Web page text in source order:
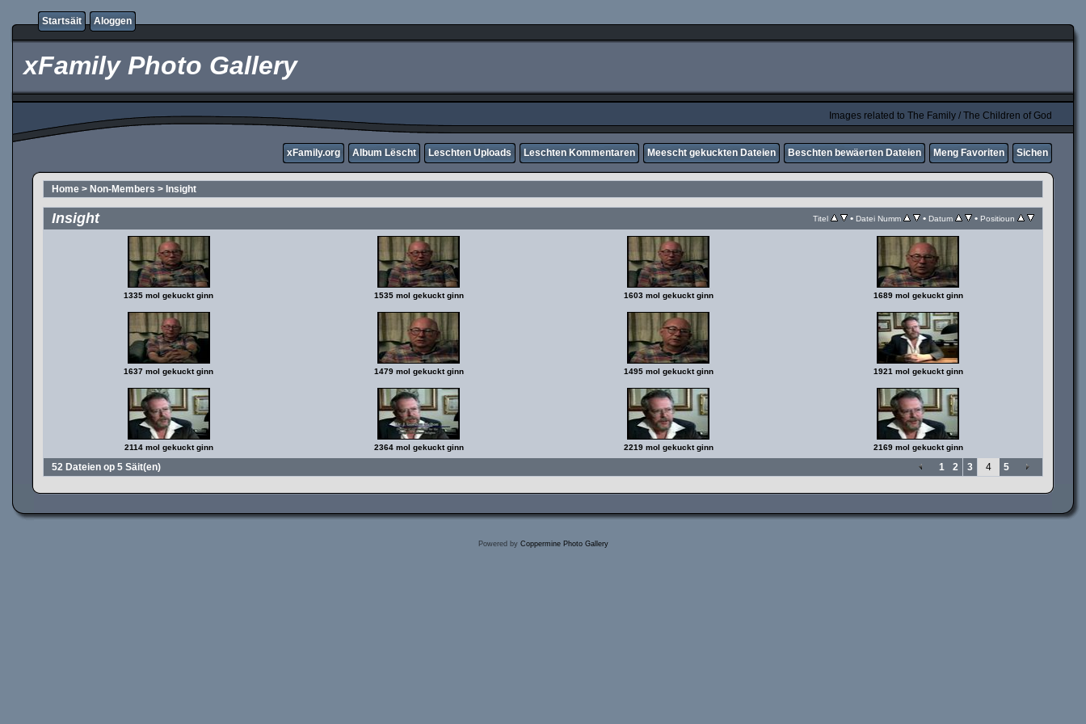
Startsäit Aloggen
xFamily Photo Gallery
Images related to The Family / The Children of God
xFamily.org Album Lëscht Leschten Uploads Leschten Kommentaren Meescht gekuckten Dateien Beschten bewäerten Dateien Meng Favoriten Sichen
Home > Non-Members > Insight
Insight Titel • Datei Numm • Datum • Positioun
1335 mol gekuckt ginn 1535 mol gekuckt ginn 1603 mol gekuckt ginn 1689 mol gekuckt ginn
1637 mol gekuckt ginn 1479 mol gekuckt ginn 1495 mol gekuckt ginn 1921 mol gekuckt ginn
2114 mol gekuckt ginn 2364 mol gekuckt ginn 2219 mol gekuckt ginn 2169 mol gekuckt ginn
52 Dateien op 5 Säit(en) 1 2 3 4 5
Powered by Coppermine Photo Gallery